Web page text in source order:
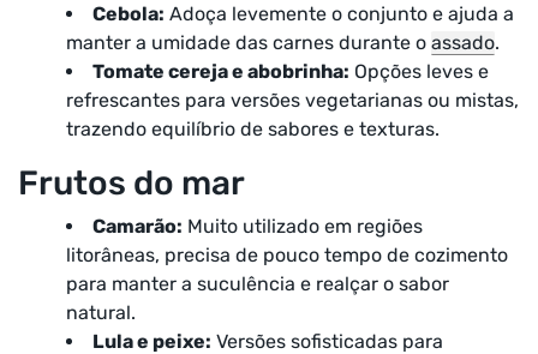
Cebola: Adoça levemente o conjunto e ajuda a
manter a umidade das carnes durante o assado.
Tomate cereja e abobrinha: Opções leves e
refrescantes para versões vegetarianas ou mistas,
trazendo equilíbrio de sabores e texturas.
Frutos do mar
Camarão: Muito utilizado em regiões
litorâneas, precisa de pouco tempo de cozimento
para manter a suculência e realçar o sabor
natural.
Lula e peixe: Versões sofisticadas para